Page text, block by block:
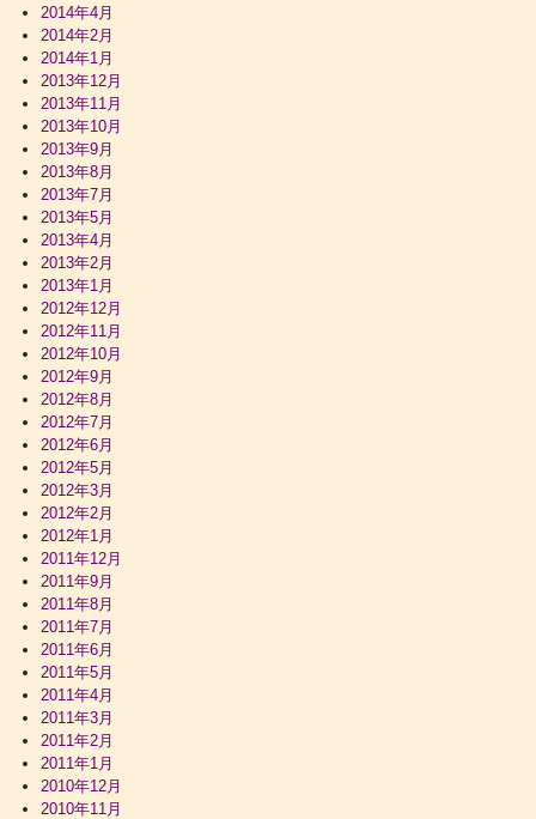
2014年4月
2014年2月
2014年1月
2013年12月
2013年11月
2013年10月
2013年9月
2013年8月
2013年7月
2013年5月
2013年4月
2013年2月
2013年1月
2012年12月
2012年11月
2012年10月
2012年9月
2012年8月
2012年7月
2012年6月
2012年5月
2012年3月
2012年2月
2012年1月
2011年12月
2011年9月
2011年8月
2011年7月
2011年6月
2011年5月
2011年4月
2011年3月
2011年2月
2011年1月
2010年12月
2010年11月